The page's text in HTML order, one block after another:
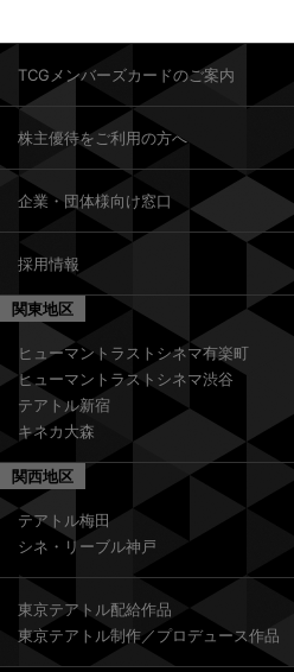
TCGメンバーズカードのご案内
株主優待をご利用の方へ
企業・団体様向け窓口
採用情報
関東地区
ヒューマントラストシネマ有楽町
ヒューマントラストシネマ渋谷
テアトル新宿
キネカ大森
関西地区
テアトル梅田
シネ・リーブル神戸
東京テアトル配給作品
東京テアトル制作／プロデュース作品